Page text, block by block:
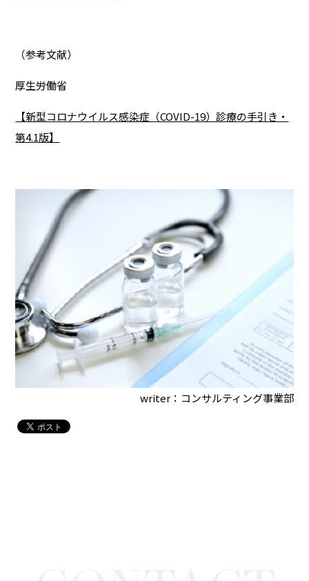
（参考文献）
厚生労働省
【新型コロナウイルス感染症（COVID-19）診療の手引き・
第4.1版】
writer：コンサルティング事業部